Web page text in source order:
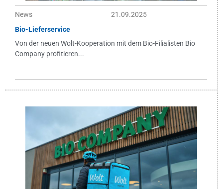
News
21.09.2025
Bio-Lieferservice
Von der neuen Wolt-Kooperation mit dem Bio-Filialisten Bio
Company profitieren...